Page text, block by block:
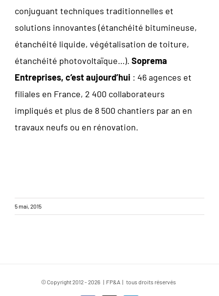
conjuguant techniques traditionnelles et
solutions innovantes (étanchéité bitumineuse,
étanchéité liquide, végétalisation de toiture,
étanchéité photovoltaïque…). Soprema
Entreprises, c’est aujourd’hui : 46 agences et
filiales en France, 2 400 collaborateurs
impliqués et plus de 8 500 chantiers par an en
travaux neufs ou en rénovation.
5 mai, 2015
© Copyright 2012 -2026 | FP&A | tous droits réservés